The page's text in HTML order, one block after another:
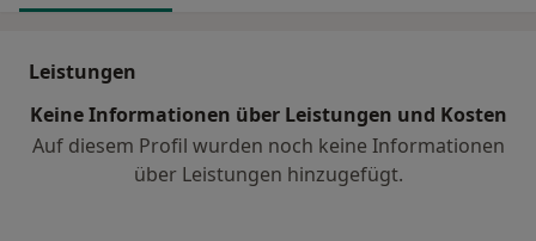
Leistungen
Keine Informationen über Leistungen und Kosten
Auf diesem Profil wurden noch keine Informationen
über Leistungen hinzugefügt.